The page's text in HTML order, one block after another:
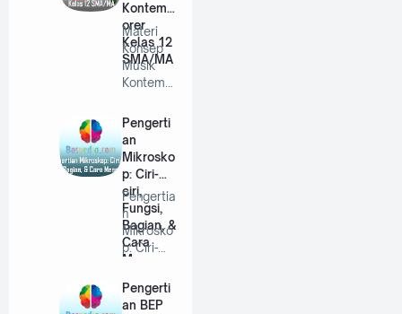
Kontemp
orer
Kelas 12
SMA/MA
Materi
Konsep
Musik
Kontemp
Kelas 12
SMA/MA
…
Pengerti
an
Mikrosko
p: Ciri-
ciri,
Fungsi,
Bagian, &
Cara
Menggun
Pengertia
n
Mikrosko
p: Ciri-
Fungsi,
Bagian,…
Pengerti
an BEP